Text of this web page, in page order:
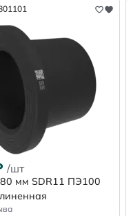
/шт
мм SDR11 ПЭ100